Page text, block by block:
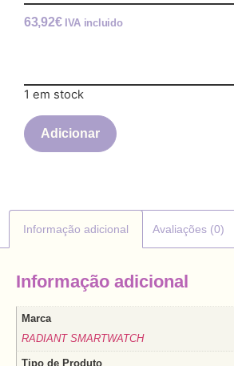
63,92€ IVA incluido
1 em stock
Adicionar
Informação adicional Avaliações (0)
Informação adicional
Marca
RADIANT SMARTWATCH